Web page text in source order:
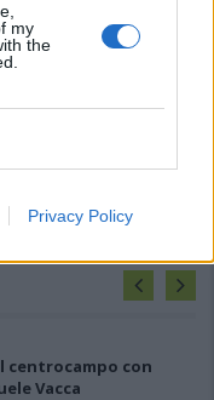
my
the
Privacy Policy
centrocampo con
Vacca